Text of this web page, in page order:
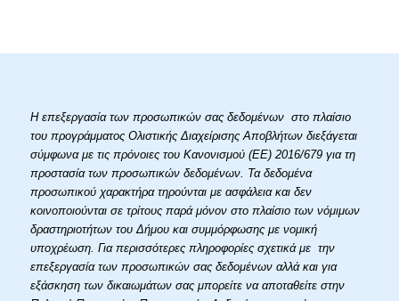
Η επεξεργασία των προσωπικών σας δεδομένων στο πλαίσιο
του προγράμματος Ολιστικής Διαχείρισης Αποβλήτων διεξάγεται
σύμφωνα με τις πρόνοιες του Κανονισμού (ΕΕ) 2016/679 για τη
προστασία των προσωπικών δεδομένων. Τα δεδομένα
προσωπικού χαρακτήρα τηρούνται με ασφάλεια και δεν
κοινοποιούνται σε τρίτους παρά μόνον στο πλαίσιο των νόμιμων
δραστηριοτήτων του Δήμου και συμμόρφωσης με νομική
υποχρέωση. Για περισσότερες πληροφορίες σχετικά με την
επεξεργασία των προσωπικών σας δεδομένων αλλά και για
εξάσκηση των δικαιωμάτων σας μπορείτε να αποταθείτε στην